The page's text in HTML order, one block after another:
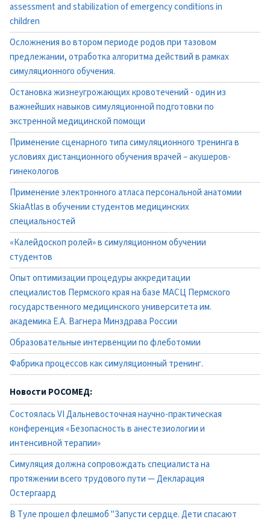
assessment and stabilization of emergency conditions in
children
Осложнения во втором периоде родов при тазовом
предлежании, отработка алгоритма действий в рамках
симуляционного обучения.
Остановка жизнеугрожающих кровотечений - один из
важнейших навыков симуляционной подготовки по
экстренной медицинской помощи
Применение сценарного типа симуляционного тренинга в
условиях дистанционного обучения врачей – акушеров-
гинекологов
Применение электронного атласа персональной анатомии
SkiaAtlas в обучении студентов медицинских
специальностей
«Калейдоскоп ролей» в симуляционном обучении
студентов
Опыт оптимизации процедуры аккредитации
специалистов Пермского края на базе МАСЦ Пермского
государственного медицинского университета им.
академика Е.А. Вагнера Минздрава России
Образовательные интервенции по флеботомии
Фабрика процессов как симуляционный тренинг.
Новости РОСОМЕД:
Состоялась VI Дальневосточная научно-практическая
конференция «Безопасность в анестезиологии и
интенсивной терапии»
Симуляция должна сопровождать специалиста на
протяжении всего трудового пути — Декларация
Остергаард
В Туле прошел флешмоб "Запусти сердце. Дети спасают